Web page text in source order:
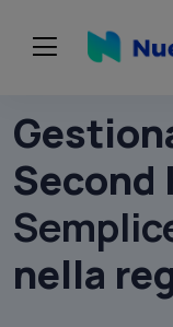
Second
nella